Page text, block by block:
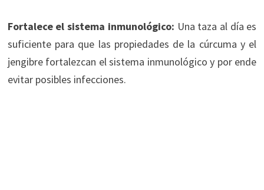
Fortalece el sistema inmunológico: Una taza al día es
suficiente para que las propiedades de la cúrcuma y el
jengibre fortalezcan el sistema inmunológico y por ende
evitar posibles infecciones.